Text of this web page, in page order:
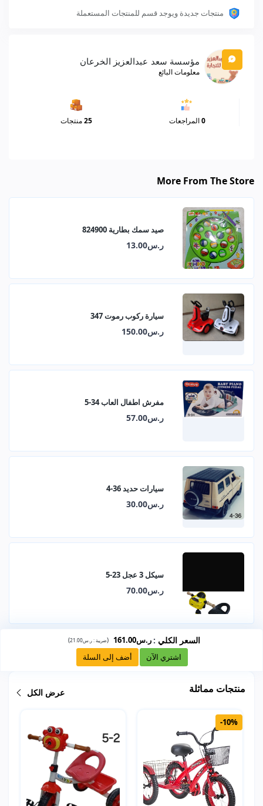
منتجات جديدة ويوجد قسم للمنتجات المستعملة
مؤسسة سعد عبدالعزيز الخرعان
معلومات البائع
0المراجعات 25منتجات
More From The Store
صيد سمك بطارية 824900
ر.س13.00
سيارة ركوب رموت 347
ر.س150.00
مفرش اطفال العاب 34-5
ر.س57.00
سيارات حديد 36-4
ر.س30.00
سيكل 3 عجل 23-5
ر.س70.00
السعر الكلي : ر.س161.00 (ضريبة :ر.س21.00 )
اشتري الآن أضف إلى السلة
منتجات مماثلة عرض الكل
-10%